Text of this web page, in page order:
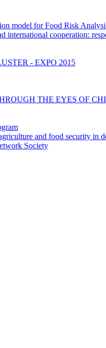
model for Food Risk
international cooperation:
- EXPO 2015
THE EYES OF
and food security in
Society